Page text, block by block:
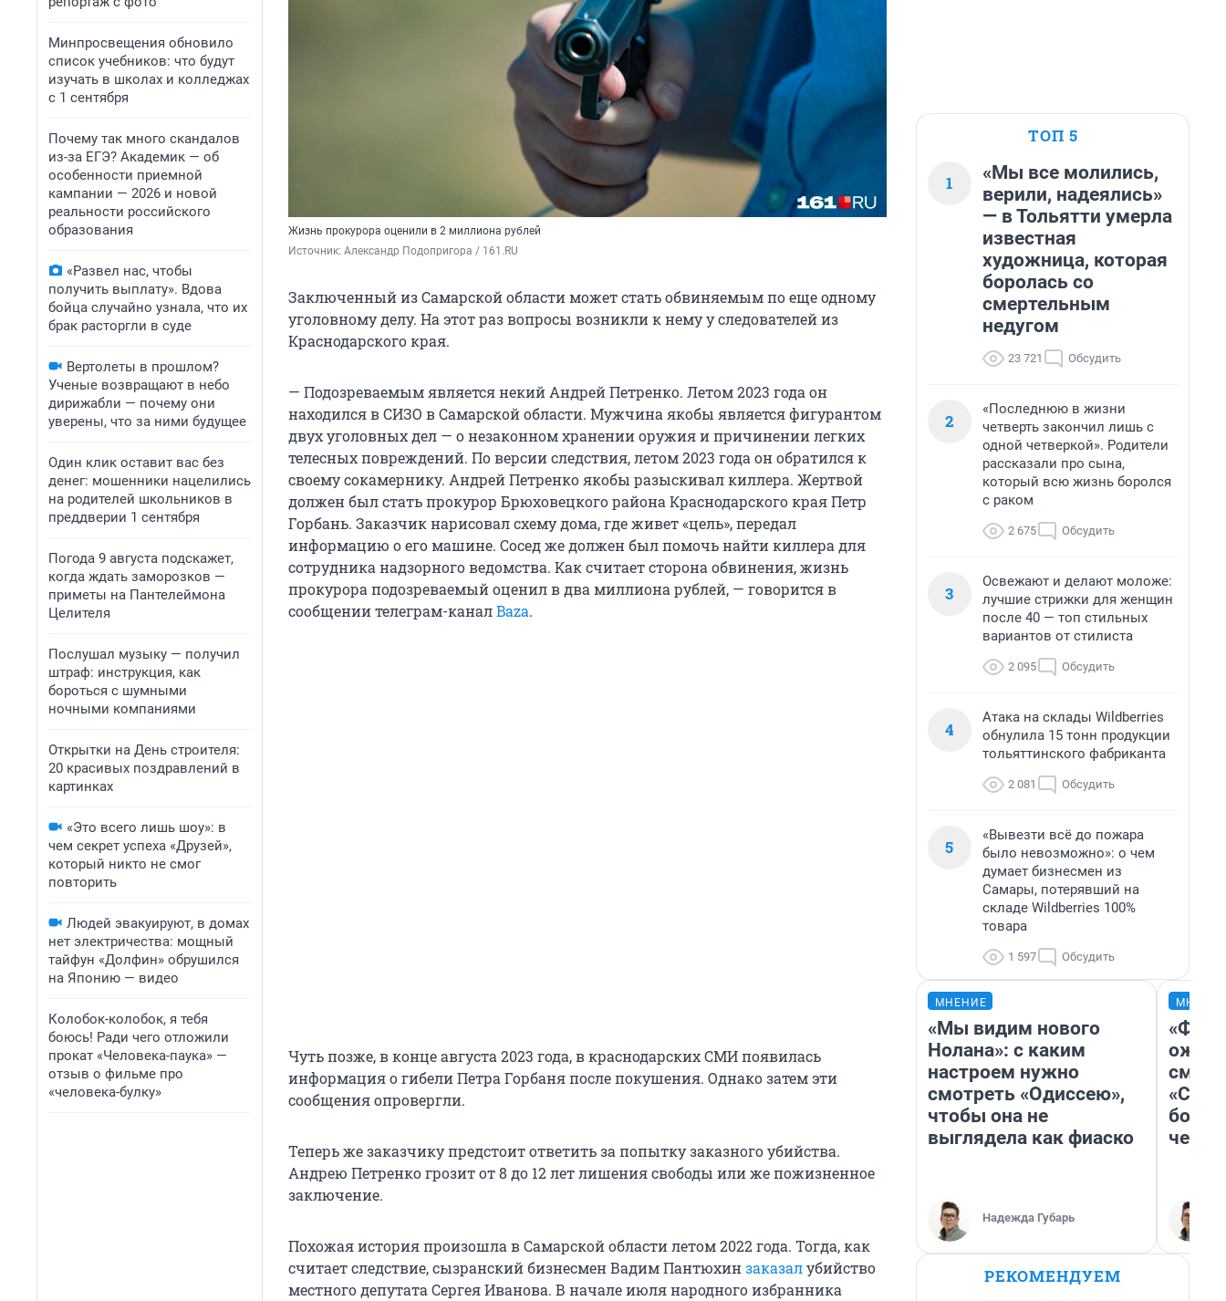
Минпросвещения обновило
список учебников: что будут
изучать в школах и колледжах
с 1 сентября
Почему так много скандалов
из-за ЕГЭ? Академик — об
особенности приемной
кампании — 2026 и новой
реальности российского
образования
«Развел нас, чтобы
получить выплату». Вдова
бойца случайно узнала, что их
брак расторгли в суде
Вертолеты в прошлом?
Ученые возвращают в небо
дирижабли — почему они
уверены, что за ними будущее
Один клик оставит вас без
денег: мошенники нацелились
на родителей школьников в
преддверии 1 сентября
Погода 9 августа подскажет,
когда ждать заморозков —
приметы на Пантелеймона
Целителя
Послушал музыку — получил
штраф: инструкция, как
бороться с шумными
ночными компаниями
Открытки на День строителя:
20 красивых поздравлений в
картинках
«Это всего лишь шоу»: в
чем секрет успеха «Друзей»,
который никто не смог
повторить
Людей эвакуируют, в домах
нет электричества: мощный
тайфун «Долфин» обрушился
на Японию — видео
Колобок-колобок, я тебя
боюсь! Ради чего отложили
прокат «Человека-паука» —
отзыв о фильме про
«человека-булку»
Жизнь прокурора оценили в 2 миллиона рублей
Источник: Александр Подопригора / 161.RU
Заключенный из Самарской области может стать обвиняемым по еще одному
уголовному делу. На этот раз вопросы возникли к нему у следователей из
Краснодарского края.
— Подозреваемым является некий Андрей Петренко. Летом 2023 года он
находился в СИЗО в Самарской области. Мужчина якобы является фигурантом
двух уголовных дел — о незаконном хранении оружия и причинении легких
телесных повреждений. По версии следствия, летом 2023 года он обратился к
своему сокамернику. Андрей Петренко якобы разыскивал киллера. Жертвой
должен был стать прокурор Брюховецкого района Краснодарского края Петр
Горбань. Заказчик нарисовал схему дома, где живет «цель», передал
информацию о его машине. Сосед же должен был помочь найти киллера для
сотрудника надзорного ведомства. Как считает сторона обвинения, жизнь
прокурора подозреваемый оценил в два миллиона рублей, — говорится в
сообщении телеграм-каналBaza.
Чуть позже, в конце августа 2023 года, в краснодарских СМИ появилась
информация о гибели Петра Горбаня после покушения. Однако затем эти
сообщения опровергли.
Теперь же заказчику предстоит ответить за попытку заказного убийства.
Андрею Петренко грозит от 8 до 12 лет лишения свободы или же пожизненное
заключение.
Похожая история произошла в Самарской области летом 2022 года. Тогда, как
считает следствие, сызранский бизнесмен Вадим Пантюхинзаказалубийство
местного депутата Сергея Иванова. В начале июля народного избранника
ТОП 5
1
«Мы все молились,
верили, надеялись»
— в Тольятти умерла
известная
художница, которая
боролась со
смертельным
недугом
23 721 Обсудить
2
«Последнюю в жизни
четверть закончил лишь с
одной четверкой». Родители
рассказали про сына,
который всю жизнь боролся
с раком
2 675 Обсудить
3
Освежают и делают моложе:
лучшие стрижки для женщин
после 40 — топ стильных
вариантов от стилиста
2 095 Обсудить
4
Атака на склады Wildberries
обнулила 15 тонн продукции
тольяттинского фабриканта
2 081 Обсудить
5
«Вывезти всё до пожара
было невозможно»: о чем
думает бизнесмен из
Самары, потерявший на
складе Wildberries 100%
товара
1 597 Обсудить
МНЕНИЕ
«Мы видим нового
Нолана»: с каким
настроем нужно
смотреть «Одиссею»,
чтобы она не
выглядела как фиаско
Надежда Губарь
РЕКОМЕНДУЕМ